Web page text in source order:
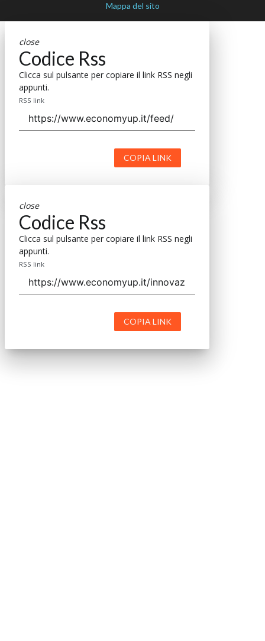
Mappa del sito
close
Codice Rss
Clicca sul pulsante per copiare il link RSS negli
appunti.
RSS link
COPIA LINK
close
Codice Rss
Clicca sul pulsante per copiare il link RSS negli
appunti.
RSS link
COPIA LINK